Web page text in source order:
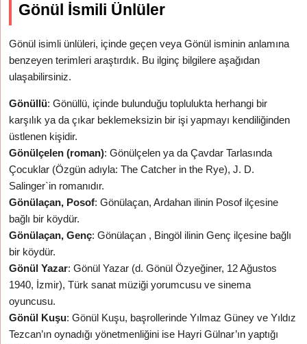
Gönül İsmili Ünlüler
Gönül isimli ünlüleri, içinde geçen veya Gönül isminin anlamına
benzeyen terimleri araştırdık. Bu ilginç bilgilere aşağıdan
ulaşabilirsiniz.
Gönüllü: Gönüllü, içinde bulunduğu toplulukta herhangi bir
karşılık ya da çıkar beklemeksizin bir işi yapmayı kendiliğinden
üstlenen kişidir.
Gönülçelen (roman): Gönülçelen ya da Çavdar Tarlasında
Çocuklar (Özgün adıyla: The Catcher in the Rye), J. D.
Salinger`in romanıdır.
Gönülaçan, Posof: Gönülaçan, Ardahan ilinin Posof ilçesine
bağlı bir köydür.
Gönülaçan, Genç: Gönülaçan , Bingöl ilinin Genç ilçesine bağlı
bir köydür.
Gönül Yazar: Gönül Yazar (d. Gönül Özyeğiner, 12 Ağustos
1940, İzmir), Türk sanat müziği yorumcusu ve sinema
oyuncusu.
Gönül Kuşu: Gönül Kuşu, başrollerinde Yılmaz Güney ve Yıldız
Tezcan’ın oynadığı yönetmenliğini ise Hayri Gülnar’ın yaptığı